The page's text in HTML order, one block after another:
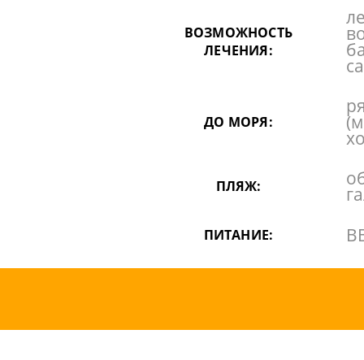
ВОЗМОЖНОСТЬ
ЛЕЧЕНИЯ:
ДО МОРЯ:
ПЛЯЖ:
ПИТАНИЕ: